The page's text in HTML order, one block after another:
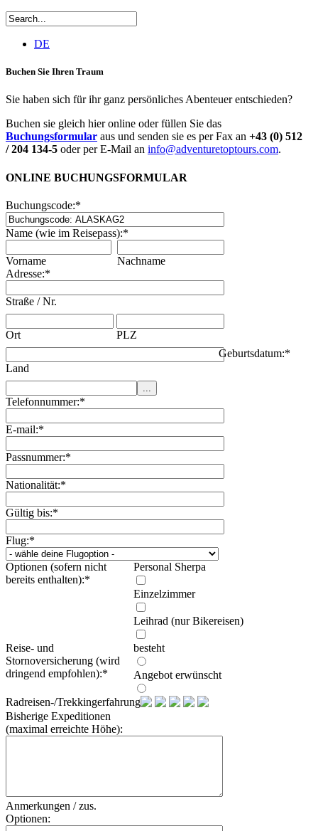
DE
Buchen Sie Ihren Traum
Sie haben sich für ihr ganz persönliches Abenteuer entschieden?
Buchen sie gleich hier online oder füllen Sie das
Buchungsformular aus und senden sie es per Fax an +43 (0) 512
/ 204 134-5 oder per E-Mail an info@adventuretoptours.com.
ONLINE BUCHUNGSFORMULAR
Buchungscode:*
Name (wie im Reisepass):*
Vorname
Nachname
Adresse:*
Straße / Nr.
Ort PLZ
Land
Geburtsdatum:*
Telefonnummer:*
E-mail:*
Passnummer:*
Nationalität:*
Gültig bis:*
Flug:*
Optionen (sofern nicht
bereits enthalten):*
Personal Sherpa
Einzelzimmer
Leihrad (nur Bikereisen)
Reise- und
Stornoversicherung (wird
dringend empfohlen):*
besteht
Angebot erwünscht
Radreisen-/Trekkingerfahrung:
Bisherige Expeditionen
(maximal erreichte Höhe):
Anmerkungen / zus.
Optionen: